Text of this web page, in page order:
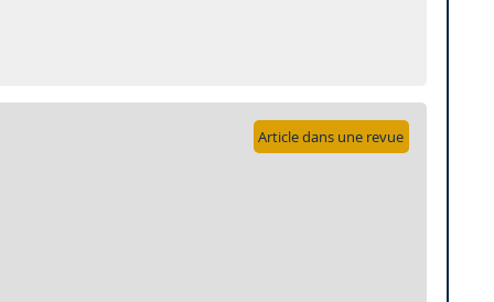
Article dans une revue